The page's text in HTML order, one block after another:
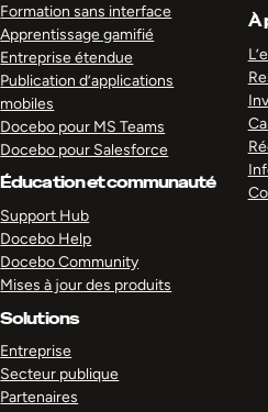
Formation sans interface
Apprentissage gamifié
Entreprise étendue
Publication d’applications
mobiles
Docebo pour MS Teams
Docebo pour Salesforce
Éducation et communauté
Support Hub
Docebo Help
Docebo Community
Mises à jour des produits
Solutions
Entreprise
Secteur publique
Partenaires
À